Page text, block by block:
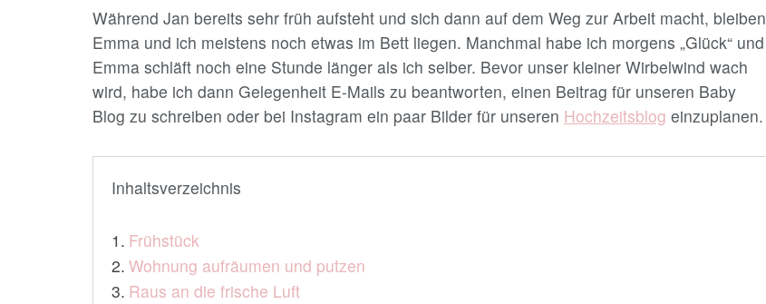
Während Jan bereits sehr früh aufsteht und sich dann auf dem Weg zur Arbeit macht, bleiben
Emma und ich meistens noch etwas im Bett liegen. Manchmal habe ich morgens „Glück“ und
Emma schläft noch eine Stunde länger als ich selber. Bevor unser kleiner Wirbelwind wach
wird, habe ich dann Gelegenheit E-Mails zu beantworten, einen Beitrag für unseren Baby
Blog zu schreiben oder bei Instagram ein paar Bilder für unseren Hochzeitsblog einzuplanen.
Inhaltsverzeichnis
Frühstück
Wohnung aufräumen und putzen
Raus an die frische Luft